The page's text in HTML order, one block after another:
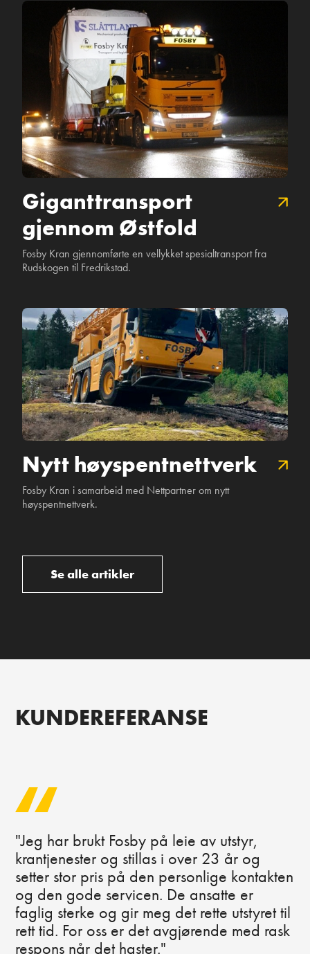
Kran
Giganttransport
gjennom Østfold
Fosby Kran gjennomførte en vellykket spesialtransport fra
Rudskogen til Fredrikstad.
Kran
Nytt høyspentnettverk
Fosby Kran i samarbeid med Nettpartner om nytt
høyspentnettverk.
Se alle artikler
KUNDEREFERANSE
"Jeg har brukt Fosby på leie av utstyr,
krantjenester og stillas i over 23 år og
setter stor pris på den personlige kontakten
og den gode servicen. De ansatte er
faglig sterke og gir meg det rette utstyret til
rett tid. For oss er det avgjørende med rask
respons når det haster."